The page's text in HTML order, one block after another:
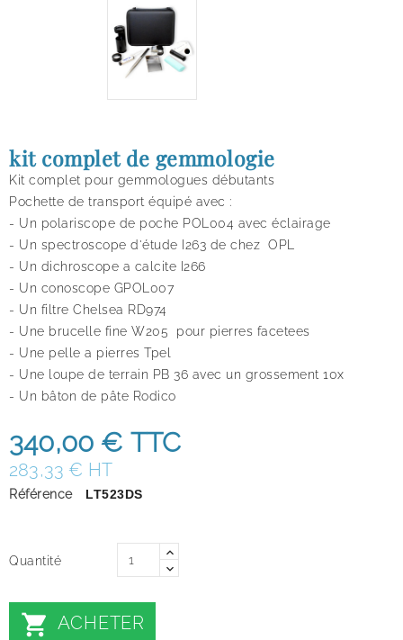
kit complet de gemmologie
Kit complet pour gemmologues débutants
Pochette de transport équipé avec :
- Un polariscope de poche POL004 avec éclairage
- Un spectroscope d'étude I263 de chez OPL
- Un dichroscope a calcite I266
- Un conoscope GPOL007
- Un filtre Chelsea RD974
- Une brucelle fine W205 pour pierres facetees
- Une pelle a pierres Tpel
- Une loupe de terrain PB 36 avec un grossement 10x
- Un bâton de pâte Rodico
340,00 € TTC
283,33 € HT
Référence LT523DS
Quantité
 ACHETER